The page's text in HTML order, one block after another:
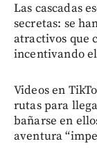
Las cascadas
secretas: se
atractivos que
incentivando
Videos en
rutas para
bañarse en
aventura